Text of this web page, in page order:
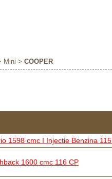
Mini > COOPER
1598 cmc I Injectie Benzina
1600 cmc 116 CP